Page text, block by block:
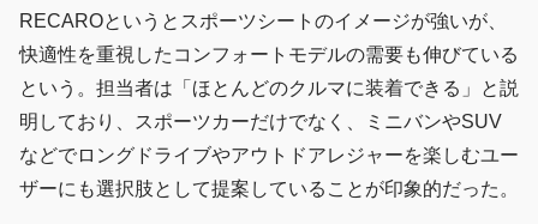
RECAROというとスポーツシートのイメージが強いが、
快適性を重視したコンフォートモデルの需要も伸びている
という。担当者は「ほとんどのクルマに装着できる」と説
明しており、スポーツカーだけでなく、ミニバンやSUV
などでロングドライブやアウトドアレジャーを楽しむユー
ザーにも選択肢として提案していることが印象的だった。